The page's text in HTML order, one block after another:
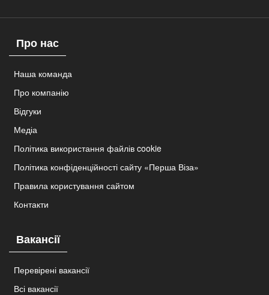
Про нас
Наша команда
Про компанію
Відгуки
Медіа
Політика використання файлів cookie
Політика конфіденційності сайту «Перша Віза»
Правила користування сайтом
Контакти
Вакансії
Перевірені вакансії
Всі вакансії